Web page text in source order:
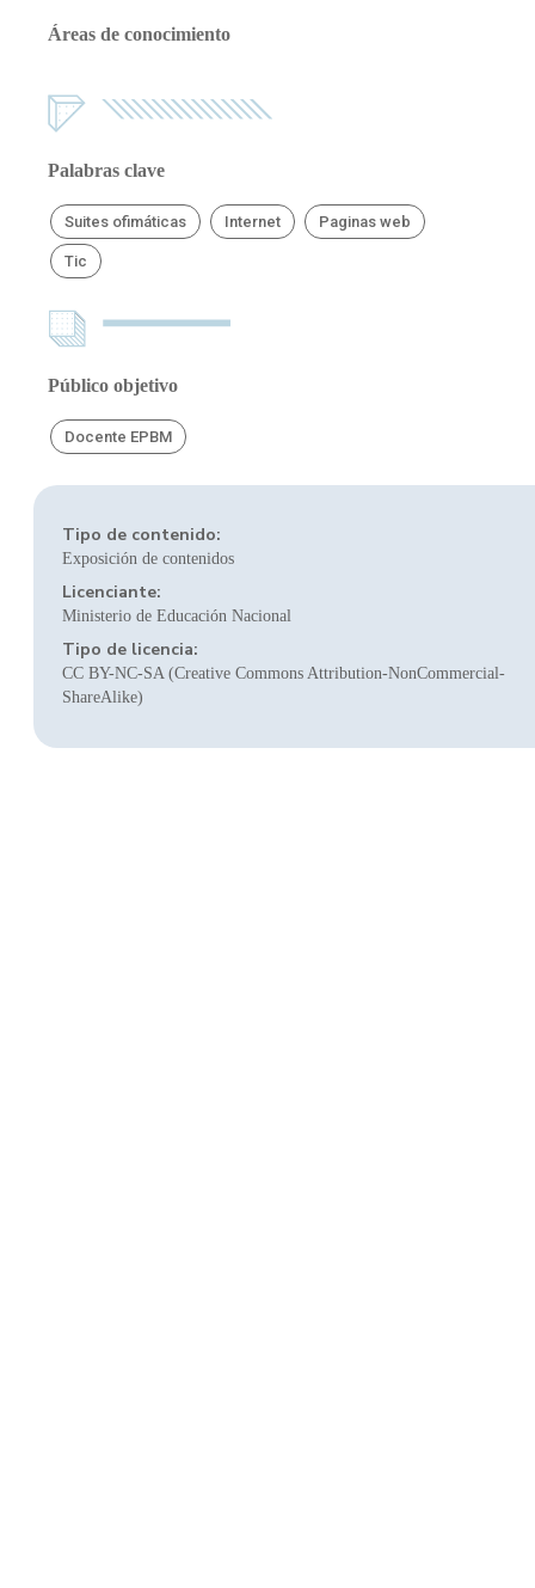
Áreas de conocimiento
Palabras clave
Suites ofimáticas Internet Paginas web
Tic
Público objetivo
Docente EPBM
Tipo de contenido:
Exposición de contenidos
Licenciante:
Ministerio de Educación Nacional
Tipo de licencia:
CC BY-NC-SA (Creative Commons Attribution-NonCommercial-
ShareAlike)